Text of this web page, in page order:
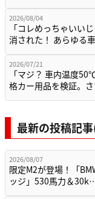
2026/08/04
「コレめっちゃいい
消された！ あらゆる
2026/07/21
「マジ？ 車内温度
格カー用品を検証。
最新の投稿記
2026/08/07
限定M2が登場！「
ッジ」530馬力＆